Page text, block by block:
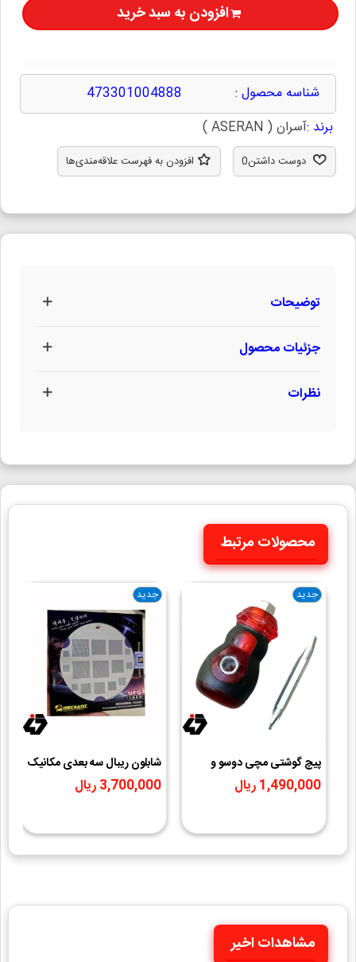
افزودن به سبد خرید
شناسه محصول :
473301004888
برند :آسران ( ASERAN )
دوست داشتن0 افزودن به فهرست علاقه‌مندی‌ها
توضیحات
جزئیات محصول
نظرات
محصولات مرتبط
جدید
پیچ گوشتی مچی دوسو و
چهارسو دوکاره
1,490,000 ریال
جدید
شابلون ریبال سه بعدی مکانیک
مدل MECHANIC UFO
Series
3,700,000 ریال
مشاهدات اخیر